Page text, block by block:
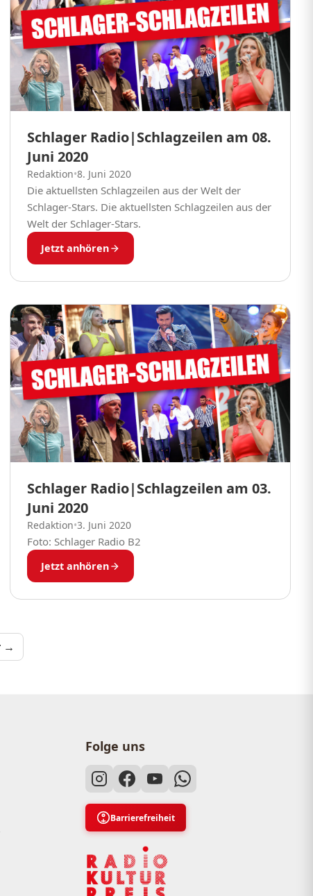
Schlager Radio|Schlagzeilen am 08.
Juni 2020
Redaktion•8. Juni 2020
Die aktuellsten Schlagzeilen aus der Welt der
Schlager-Stars. Die aktuellsten Schlagzeilen aus der
Welt der Schlager-Stars.
Jetzt anhören
Schlager Radio|Schlagzeilen am 03.
Juni 2020
Redaktion•3. Juni 2020
Foto: Schlager Radio B2
Jetzt anhören
→
Folge uns
Barrierefreiheit